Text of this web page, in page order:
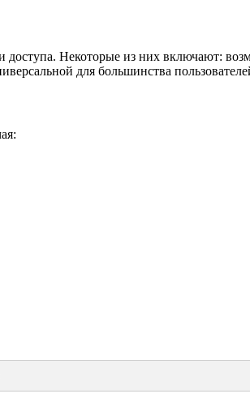
Некоторые из них включают:
для большинства